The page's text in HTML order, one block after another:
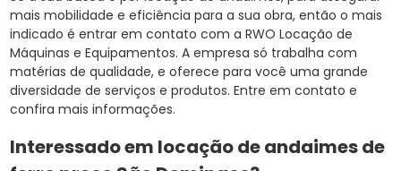
mais mobilidade e eficiência para a sua obra, então o mais
indicado é entrar em contato com a RWO Locação de
Máquinas e Equipamentos. A empresa só trabalha com
matérias de qualidade, e oferece para você uma grande
diversidade de serviços e produtos. Entre em contato e
confira mais informações.
Interessado em locação de andaimes de